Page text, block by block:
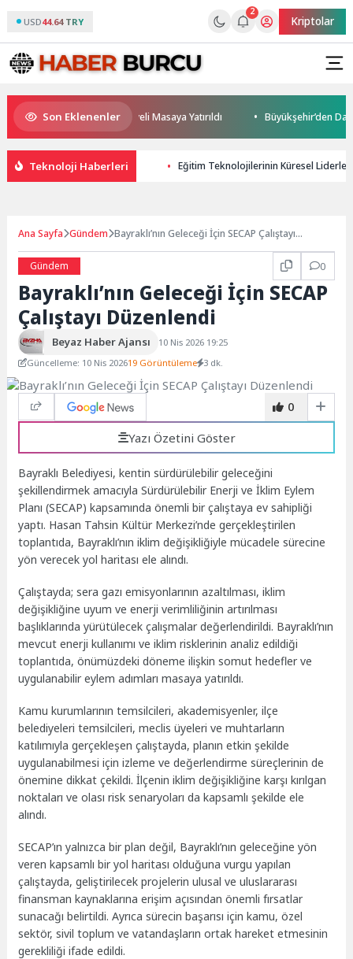
USD44.64 TRY
2
Kriptolar
Son Eklenenler
ve Yatırım Potansiyeli Masaya Yatırıldı Büyükşehir’den
Teknoloji Haberleri Eğitim Teknolojilerinin Küresel
Ana Sayfa Gündem Bayraklı’nın Geleceği İçin SECAP Çalıştayı
Gündem
0
Bayraklı’nın Geleceği İçin SECAP
Çalıştayı Düzenlendi
Beyaz Haber Ajansı
10 Nis 2026 19:25
Güncelleme: 10 Nis 202619 Görüntüleme 3 dk.
0
Yazı Özetini Göster
Bayraklı Belediyesi, kentin sürdürülebilir geleceğini
şekillendirmek amacıyla Sürdürülebilir Enerji ve İklim Eylem
Planı (SECAP) kapsamında önemli bir çalıştaya ev sahipliği
yaptı. Hasan Tahsin Kültür Merkezi’nde gerçekleştirilen
toplantıda, Bayraklı’nın iklim değişikliğiyle mücadele sürecine
yön verecek yol haritası ele alındı.
Çalıştayda; sera gazı emisyonlarının azaltılması, iklim
değişikliğine uyum ve enerji verimliliğinin artırılması
başlıklarında yürütülecek çalışmalar değerlendirildi. Bayraklı’nın
mevcut enerji kullanımı ve iklim risklerinin analiz edildiği
toplantıda, önümüzdeki döneme ilişkin somut hedefler ve
uygulanabilir eylem adımları masaya yatırıldı.
Kamu kurumlarının temsilcileri, akademisyenler, ilçe
belediyeleri temsilcileri, meclis üyeleri ve muhtarların
katılımıyla gerçekleşen çalıştayda, planın etkin şekilde
uygulanabilmesi için izleme ve değerlendirme süreçlerinin de
önemine dikkat çekildi. İlçenin iklim değişikliğine karşı kırılgan
noktaları ve olası risk senaryoları da kapsamlı şekilde ele
alındı.
SECAP’ın yalnızca bir plan değil, Bayraklı’nın geleceğine yön
veren kapsamlı bir yol haritası olduğuna vurgu yapılan
çalıştayda, geliştirilecek projelerin ulusal ve uluslararası
finansman kaynaklarına erişim açısından önemli fırsatlar
sunacağı belirtildi. Ayrıca sürecin başarısı için kamu, özel
sektör, sivil toplum ve vatandaşların ortak hareket etmesinin
gerekliliği ifade edildi.